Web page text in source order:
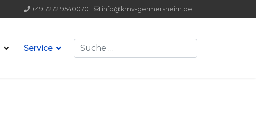
+49 7272 9540070 info@kmv-germersheim.de
Service Suchen